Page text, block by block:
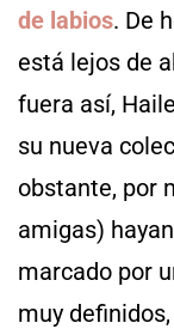
de labios. De
está lejos de
fuera así,
su nueva
obstante, por
amigas)
marcado por
muy definidos,